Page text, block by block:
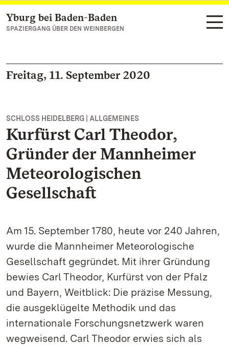
Zum Hauptinhalt springen
Yburg bei Baden-Baden
SPAZIERGANG ÜBER DEN WEINBERGEN
Freitag, 11. September 2020
SCHLOSS HEIDELBERG | ALLGEMEINES
Kurfürst Carl Theodor,
Gründer der Mannheimer
Meteorologischen
Gesellschaft
Am 15. September 1780, heute vor 240 Jahren,
wurde die Mannheimer Meteorologische
Gesellschaft gegründet. Mit ihrer Gründung
bewies Carl Theodor, Kurfürst von der Pfalz
und Bayern, Weitblick: Die präzise Messung,
die ausgeklügelte Methodik und das
internationale Forschungsnetzwerk waren
wegweisend. Carl Theodor erwies sich als